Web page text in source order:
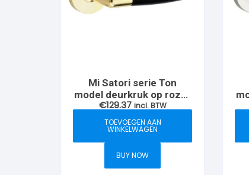
Mi Satori serie Ton
model deurkruk op rozet
rond verdekt, Messing-
ongelakt/ebben
€129.37 incl. BTW
TOEVOEGEN AAN
WINKELWAGEN
BUY NOW